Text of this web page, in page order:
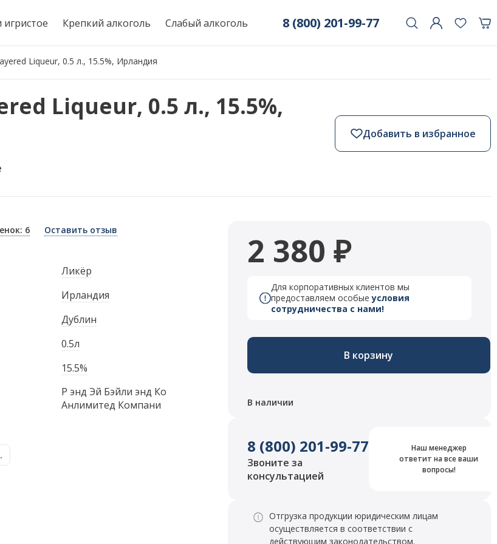
Крепкий алкоголь Слабый алкоголь 8 (800) 201-99-77
Liqueur, 0.5 л., 15.5%, Ирландия
Liqueur, 0.5 л., 15.5%,
Добавить в избранное
6 Оставить отзыв
Ликёр
Ирландия
Дублин
0.5л
15.5%
Р энд Эй Бэйли энд Ко
Анлимитед Компани
2 380 ₽
Для корпоративных клиентов мы
предоставляем особыеусловия
сотрудничества с нами!
В корзину
В наличии
8 (800) 201-99-77
Звоните за
консультацией
Наш менеджер
ответит на все ваши
вопросы!
Отгрузка продукции юридическим лицам
осуществляется в соответствии с
действующим законодательством.